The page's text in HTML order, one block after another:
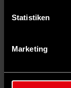
Statistiken
Marketing